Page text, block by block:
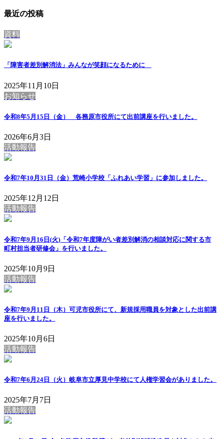
最近の投稿
資料
「障害者差別解消法」みんなが笑顔になるために
2025年11月10日
お知らせ
令和8年5月15日（金） 各務原市役所にて出前講座を行いました。
2026年6月3日
活動報告
令和7年10月31日（金）荒崎小学校「ふれあい学習」に参加しました。
2025年12月12日
活動報告
令和7年9月16日(火)「令和7年度障がい者差別解消の相談対応に関する市
町村担当者研修会」を行いました。
2025年10月9日
活動報告
令和7年9月11日（木）可児市役所にて、新規採用職員を対象とした出前講
座を行いました。
2025年10月6日
活動報告
令和7年6月24日（火）岐阜市立厚見中学校にて人権学習会がありました。
2025年7月7日
活動報告